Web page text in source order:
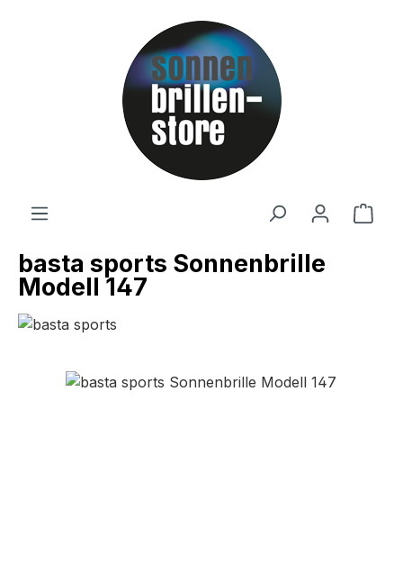
Zum Hauptinhalt springen
basta sports Sonnenbrille
Modell 147
Bildergalerie überspringen